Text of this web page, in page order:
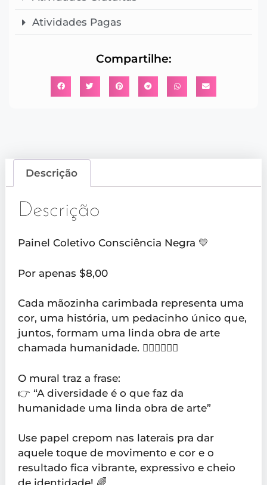
Atividades Pagas
Compartilhe:
Descrição
Descrição
Painel Coletivo Consciência Negra 💛
Por apenas $8,00
Cada mãozinha carimbada representa uma
cor, uma história, um pedacinho único que,
juntos, formam uma linda obra de arte
chamada humanidade. 🖐🏽🖐🏻🖐🏾
O mural traz a frase:
👉 “A diversidade é o que faz da
humanidade uma linda obra de arte”
Use papel crepom nas laterais pra dar
aquele toque de movimento e cor e o
resultado fica vibrante, expressivo e cheio